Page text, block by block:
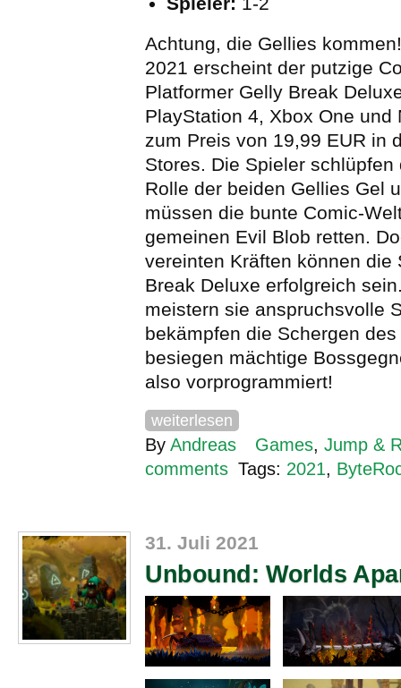
Achtung, die Gellies
2021 erscheint der putzige
Platformer Gelly Break
PlayStation 4, Xbox One und
zum Preis von 19,99 EUR in
Stores. Die Spieler schlüpfen
Rolle der beiden Gellies Gel
müssen die bunte Comic-
gemeinen Evil Blob retten.
vereinten Kräften können die
Break Deluxe erfolgreich
meistern sie anspruchsvolle
bekämpfen die Schergen
besiegen mächtige
also vorprogrammiert!
weiterlesen
By Andreas Games, Jump &
comments Tags: 2021,
31. Juli 2021
Unbound: Worlds